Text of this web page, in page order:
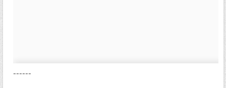
------